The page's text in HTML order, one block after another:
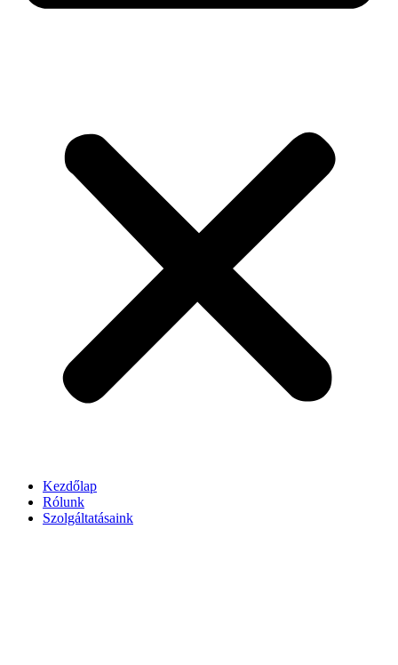
Kezdőlap
Rólunk
Szolgáltatásaink